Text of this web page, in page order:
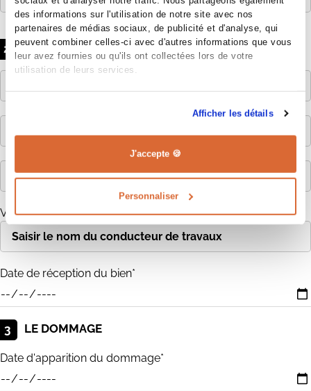
des informations sur l'utilisation de notre site avec nos
partenaires de médias sociaux, de publicité et d'analyse, qui
peuvent combiner celles-ci avec d'autres informations que vous
leur avez fournies ou qu'ils ont collectées lors de votre
utilisation de leurs services.
Afficher les détails
J'accepte 🍪
Personnaliser
2 VOTRE BIEN
Votre conducteur de travaux
Date de réception du bien*
3 LE DOMMAGE
Date d'apparition du dommage*